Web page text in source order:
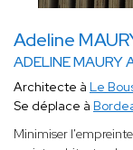
Adeline
ADELINE MAURY
Architecte à Le
Se déplace à
Minimiser